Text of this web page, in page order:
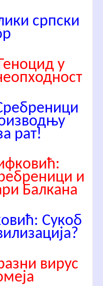
српски
у
рат!
и
Балкана
Сукоб
?
вирус